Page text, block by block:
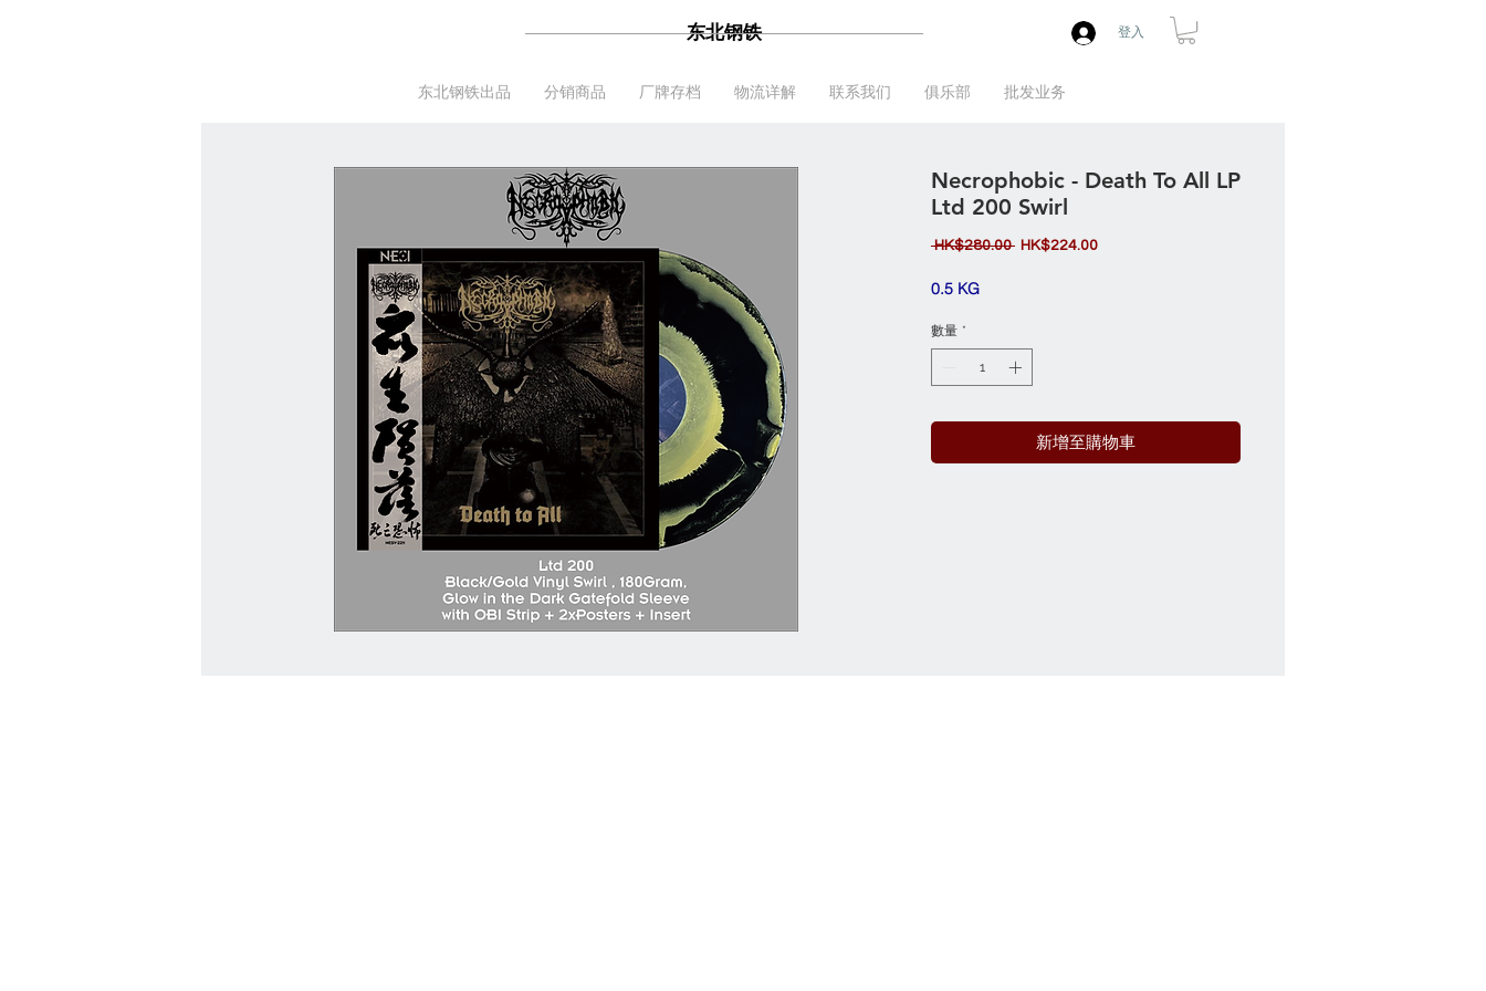
东北钢铁 登入
东北钢铁出品 分销商品 厂牌存档 物流详解 联系我们 俱乐部 批发业务
Necrophobic - Death To All LP
Ltd 200 Swirl
HK$280.00 一HK$224.00促
0.5 KG
數量 *
新增至購物車